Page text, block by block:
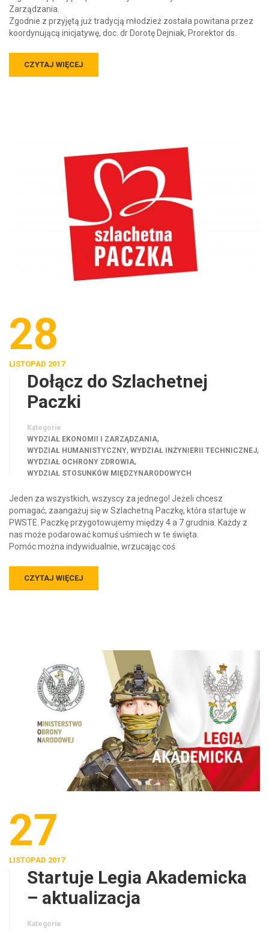
Zgodnie z przyjętą już tradycją młodzież została powitana przez
koordynującą inicjatywę, doc. dr Dorotę Dejniak, Prorektor ds.
CZYTAJ WIĘCEJ
28
LISTOPAD 2017
Dołącz do Szlachetnej
Paczki
WYDZIAŁ EKONOMII I ZARZĄDZANIA
WYDZIAŁ HUMANISTYCZNY,WYDZIAŁ INŻYNIERII TECHNICZNEJ
WYDZIAŁ OCHRONY ZDROWIA,
WYDZIAŁ STOSUNKÓW MIĘDZYNARODOWYCH
pomagać, zaangażuj się w Szlachetną Paczkę​, która startuje w
PWSTE. Paczkę przygotowujemy między 4 a 7 grudnia. Każdy z
nas może podarować komuś uśmiech w te święta.
Pomóc można indywidualnie, wrzucając coś
CZYTAJ WIĘCEJ
27
Startuje Legia Akademicka
– aktualizacja
AKTUALNOŚĆ